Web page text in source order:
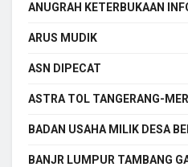
ANUGRAH KETERBUKAAN
ARUS MUDIK
ASN DIPECAT
ASTRA TOL TANGERANG-
BADAN USAHA MILIK DESA
BANJR LUMPUR TAMBANG